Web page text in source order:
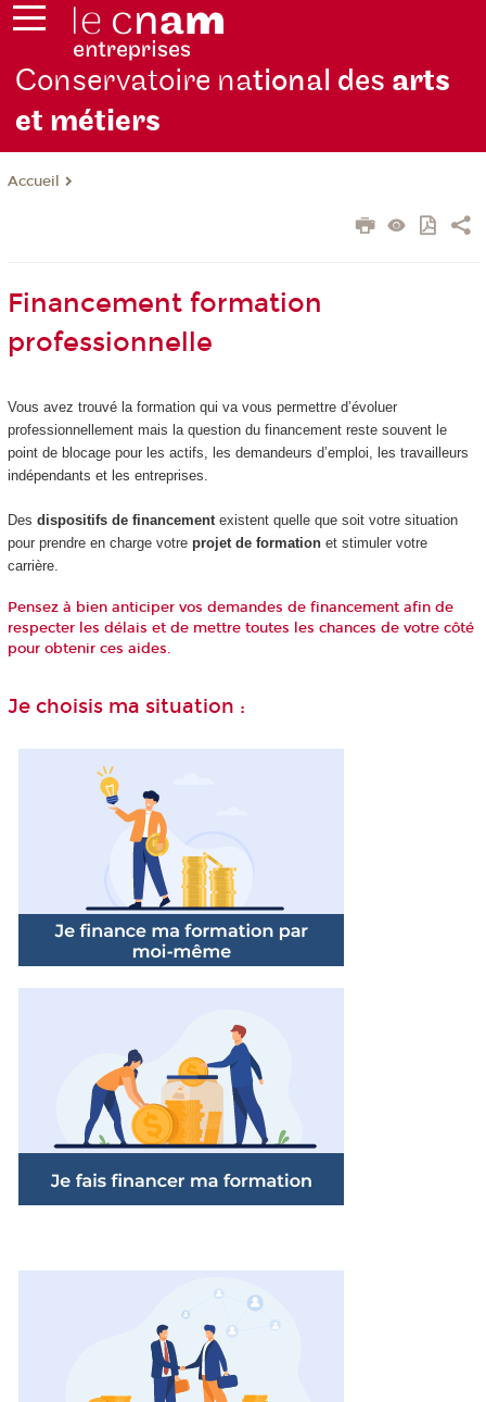
Conservatoire national des arts
et métiers
Accueil
Financement formation
professionnelle
Vous avez trouvé la formation qui va vous permettre d’évoluer
professionnellement mais la question du financement reste souvent le
point de blocage pour les actifs, les demandeurs d’emploi, les travailleurs
indépendants et les entreprises.
Des dispositifs de financementexistent quelle que soit votre situation
pour prendre en charge votre projet de formationet stimuler votre
carrière.
Pensez à bien anticiper vos demandes de financement afin de
respecter les délais et de mettre toutes les chances de votre côté
pour obtenir ces aides.
Je choisis ma situation :